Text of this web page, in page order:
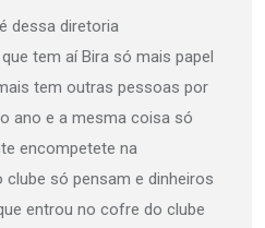
dessa diretoria
tem aí Bira só mais papel
tem outras pessoas por
ano e a mesma coisa só
encompetete na
clube só pensam e dinheiros
entrou no cofre do clube